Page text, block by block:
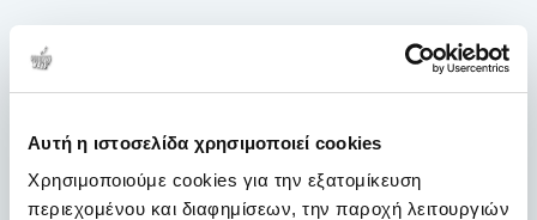
Αυτή η ιστοσελίδα χρησιμοποιεί cookies
Χρησιμοποιούμε cookies για την εξατομίκευση
περιεχομένου και διαφημίσεων, την παροχή λειτουργιών